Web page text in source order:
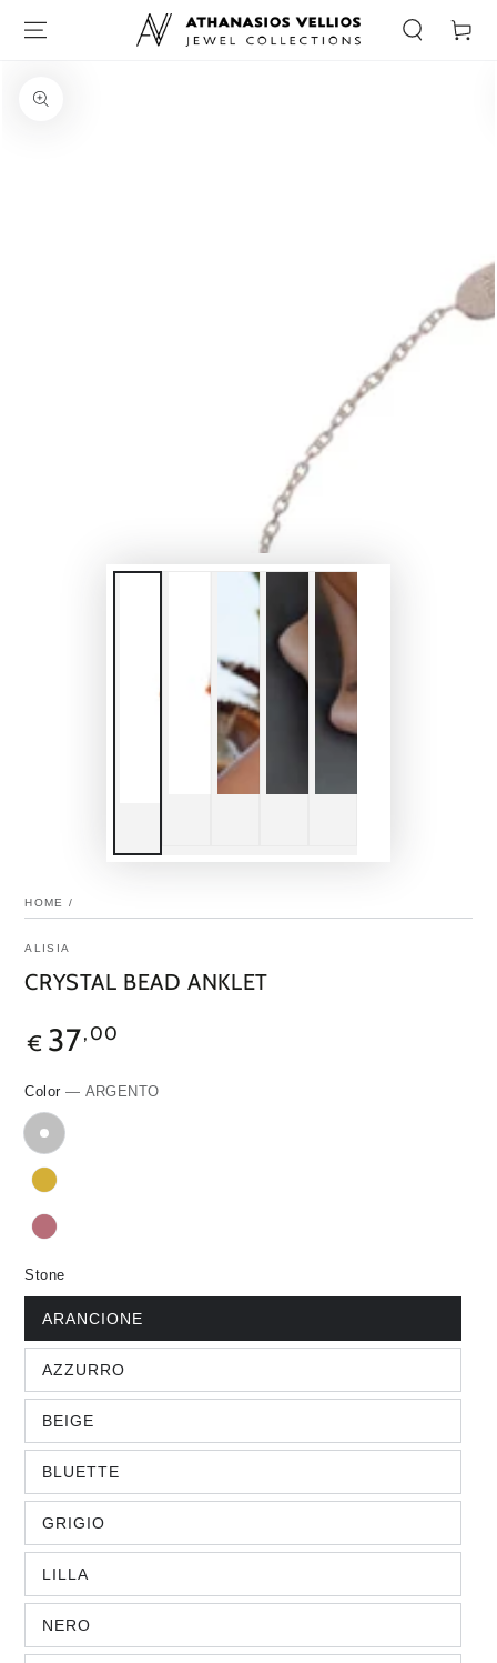
Καλάθι
HOME /
ALISIA
CRYSTAL BEAD ANKLET
€ 37,00
Color — ARGENTO
Stone
ARANCIONE
AZZURRO
BEIGE
BLUETTE
GRIGIO
LILLA
NERO